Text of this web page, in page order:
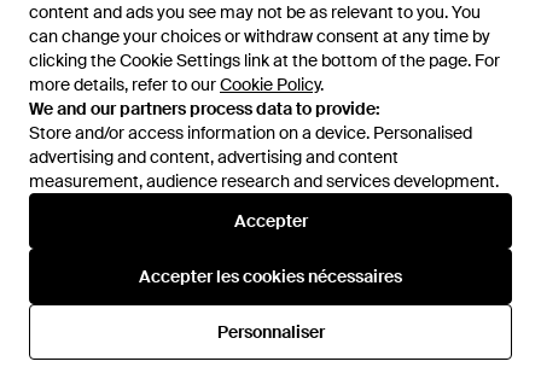
content and ads you see may not be as relevant to you. You
can change your choices or withdraw consent at any time by
clicking the Cookie Settings link at the bottom of the page. For
more details, refer to ourCookie Policy.
We and our partners process data to provide:
Store and/or access information on a device. Personalised
advertising and content, advertising and content
measurement, audience research and services development.
Accepter
Accepter les cookies nécessaires
Personnaliser
content and ads you see may not be as relevant to you. You
can change your choices or withdraw consent at any time by
clicking the Cookie Settings link at the bottom of the page. For
more details, refer to ourCookie Policy.
We and our partners process data to provide:
Store and/or access information on a device. Personalised
advertising and content, advertising and content
measurement, audience research and services development.
Accepter
Accepter les cookies nécessaires
Personnaliser
137 €
Jean 502 À Patch Logo -
RÉDUCTION
Levi's
De
RÉDUCTION